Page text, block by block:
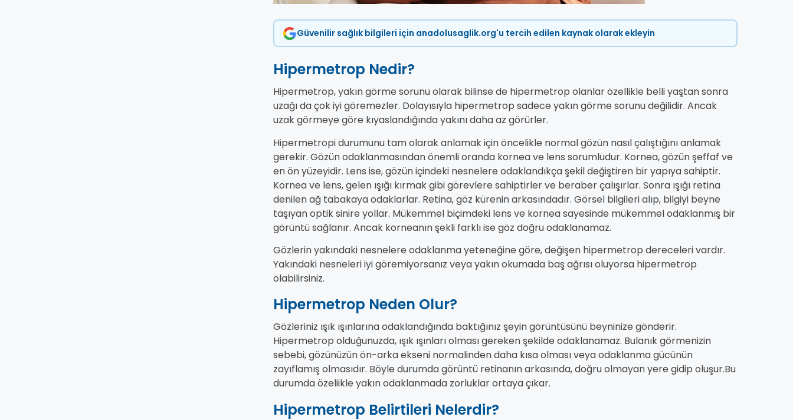
Güvenilir sağlık bilgileri için anadolusaglik.org'u tercih edilen kaynak olarak ekleyin
Hipermetrop Nedir?
Hipermetrop, yakın görme sorunu olarak bilinse de hipermetrop olanlar özellikle belli yaştan sonra
uzağı da çok iyi göremezler. Dolayısıyla hipermetrop sadece yakın görme sorunu değilidir. Ancak
uzak görmeye göre kıyaslandığında yakını daha az görürler.
Hipermetropi durumunu tam olarak anlamak için öncelikle normal gözün nasıl çalıştığını anlamak
gerekir. Gözün odaklanmasından önemli oranda kornea ve lens sorumludur. Kornea, gözün şeffaf ve
en ön yüzeyidir. Lens ise, gözün içindeki nesnelere odaklandıkça şekil değiştiren bir yapıya sahiptir.
Kornea ve lens, gelen ışığı kırmak gibi görevlere sahiptirler ve beraber çalışırlar. Sonra ışığı retina
denilen ağ tabakaya odaklarlar. Retina, göz kürenin arkasındadır. Görsel bilgileri alıp, bilgiyi beyne
taşıyan optik sinire yollar. Mükemmel biçimdeki lens ve kornea sayesinde mükemmel odaklanmış bir
görüntü sağlanır. Ancak korneanın şekli farklı ise göz doğru odaklanamaz.
Gözlerin yakındaki nesnelere odaklanma yeteneğine göre, değişen hipermetrop dereceleri vardır.
Yakındaki nesneleri iyi göremiyorsanız veya yakın okumada baş ağrısı oluyorsa hipermetrop
olabilirsiniz.
Hipermetrop Neden Olur?
Gözleriniz ışık ışınlarına odaklandığında baktığınız şeyin görüntüsünü beyninize gönderir.
Hipermetrop olduğunuzda, ışık ışınları olması gereken şekilde odaklanamaz. Bulanık görmenizin
sebebi, gözünüzün ön-arka ekseni normalinden daha kısa olması veya odaklanma gücünün
zayıflamış olmasıdır. Böyle durumda görüntü retinanın arkasında, doğru olmayan yere gidip oluşur.Bu
durumda özeliikle yakın odaklanmada zorluklar ortaya çıkar.
Hipermetrop Belirtileri Nelerdir?